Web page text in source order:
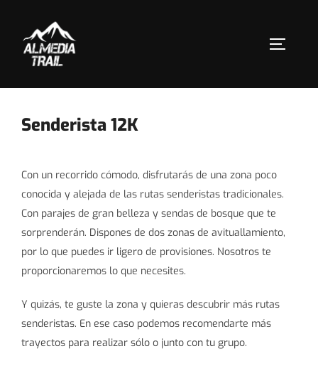
contenido
Senderista 12K
Con un recorrido cómodo, disfrutarás de una zona poco
conocida y alejada de las rutas senderistas tradicionales.
Con parajes de gran belleza y sendas de bosque que te
sorprenderán. Dispones de dos zonas de avituallamiento,
por lo que puedes ir ligero de provisiones. Nosotros te
proporcionaremos lo que necesites.
Y quizás, te guste la zona y quieras descubrir más rutas
senderistas. En ese caso podemos recomendarte más
trayectos para realizar sólo o junto con tu grupo.